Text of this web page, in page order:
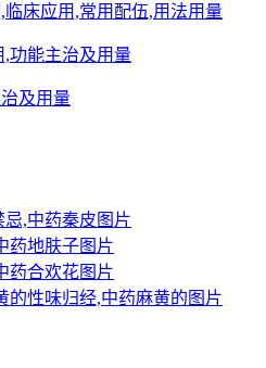
床应用,常用配伍,用法用量
及用量
,中药秦皮图片
药地肤子图片
药合欢花图片
的性味归经,中药麻黄的图片